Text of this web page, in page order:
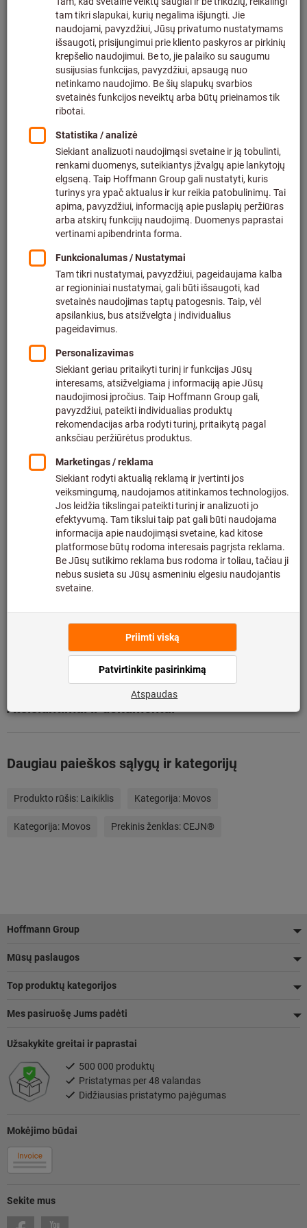
Spustelėkite, kad padidintumėte vaizdą
Kaina už vieną 1 vnt.
be PVMplius siuntimo kaštai
Individualios kainos verslo klientams po
Įdėti į prekių krepšelį
90 vnt. yra sandėlyje
Pridėti į pageidavimų sąrašą Dalintis produktu
Katalogas
Produkto detalės
Aprašymas
Atsisiuntimai ir dokumentai
Daugiau paieškos sąlygų ir kategorijų
Produkto rūšis: Laikiklis Kategorija: Movos
Kategorija: Movos Prekinis ženklas: CEJN®
Poraštė
Hoffmann Group
Mūsų paslaugos
Top produktų kategorijos
Mes pasiruošę Jums padėti
Sekite mus
Mokėjimo būdai
Užsakykite greitai ir paprastai
500 000 produktų
Pristatymas per 48 valandas
Didžiausias pristatymo pajėgumas